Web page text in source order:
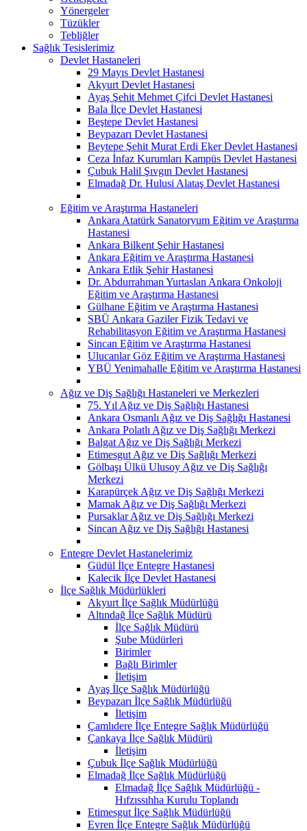
Yönergeler
Tüzükler
Tebliğler
Sağlık Tesislerimiz
Devlet Hastaneleri
29 Mayıs Devlet Hastanesi
Akyurt Devlet Hastanesi
Ayaş Şehit Mehmet Çifci Devlet Hastanesi
Bala İlçe Devlet Hastanesi
Beştepe Devlet Hastanesi
Beypazarı Devlet Hastanesi
Beytepe Şehit Murat Erdi Eker Devlet Hastanesi
Ceza İnfaz Kurumları Kampüs Devlet Hastanesi
Çubuk Halil Şıvgın Devlet Hastanesi
Elmadağ Dr. Hulusi Alataş Devlet Hastanesi
Eğitim ve Araştırma Hastaneleri
Ankara Atatürk Sanatoryum Eğitim ve Araştırma
Hastanesi
Ankara Bilkent Şehir Hastanesi
Ankara Eğitim ve Araştırma Hastanesi
Ankara Etlik Şehir Hastanesi
Dr. Abdurrahman Yurtaslan Ankara Onkoloji
Eğitim ve Araştırma Hastanesi
Gülhane Eğitim ve Araştırma Hastanesi
SBÜ Ankara Gaziler Fizik Tedavi ve
Rehabilitasyon Eğitim ve Araştırma Hastanesi
Sincan Eğitim ve Araştırma Hastanesi
Ulucanlar Göz Eğitim ve Araştırma Hastanesi
YBÜ Yenimahalle Eğitim ve Araştırma Hastanesi
Ağız ve Diş Sağlığı Hastaneleri ve Merkezleri
75. Yıl Ağız ve Diş Sağlığı Hastanesi
Ankara Osmanlı Ağız ve Diş Sağlığı Hastanesi
Ankara Polatlı Ağız ve Diş Sağlığı Merkezi
Balgat Ağız ve Diş Sağlığı Merkezi
Etimesgut Ağız ve Diş Sağlığı Merkezi
Gölbaşı Ülkü Ulusoy Ağız ve Diş Sağlığı
Merkezi
Karapürçek Ağız ve Diş Sağlığı Merkezi
Mamak Ağız ve Diş Sağlığı Merkezi
Pursaklar Ağız ve Diş Sağlığı Merkezi
Sincan Ağız ve Diş Sağlığı Hastanesi
Entegre Devlet Hastanelerimiz
Güdül İlçe Entegre Hastanesi
Kalecik İlçe Devlet Hastanesi
İlçe Sağlık Müdürlükleri
Akyurt İlçe Sağlık Müdürlüğü
Altındağ İlçe Sağlık Müdürü
İlçe Sağlık Müdürü
Şube Müdürleri
Birimler
Bağlı Birimler
İletişim
Ayaş İlçe Sağlık Müdürlüğü
Beypazarı İlçe Sağlık Müdürlüğü
İletişim
Çamlıdere İlçe Entegre Sağlık Müdürlüğü
Çankaya İlçe Sağlık Müdürü
İletişim
Çubuk İlçe Sağlık Müdürlüğü
Elmadağ İlçe Sağlık Müdürlüğü
Elmadağ İlçe Sağlık Müdürlüğü -
Hıfzıssıhha Kurulu Toplandı
Etimesgut İlçe Sağlık Müdürlüğü
Evren İlçe Entegre Sağlık Müdürlüğü